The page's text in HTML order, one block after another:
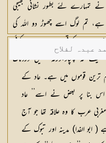
نے تمہارے لئے بطور نشانی بھیجی
ہے، تم لوگ اسے چھوڑ دو اللہ کی
زمین میں کھاتی پھرے، اور کوئی
تکلیف نہ پہنچاؤ،ورنہ تمہیں دردناک
عذاب پکڑ لے گا
عبدہ لفلاح
ترین قوموں میں ہے۔ عاد کے
بنا پر بعض نے اسے’’ عاد
عرب کا وہ علاقہ تھا جو آج
ابو الفدا) مدینہ اور تبوک کے